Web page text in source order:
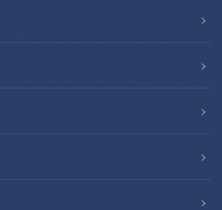
されフード
フードを調査！今回は三重・亀
ーの「ハンバーグ」と名古屋・
の「シュークリーム」で